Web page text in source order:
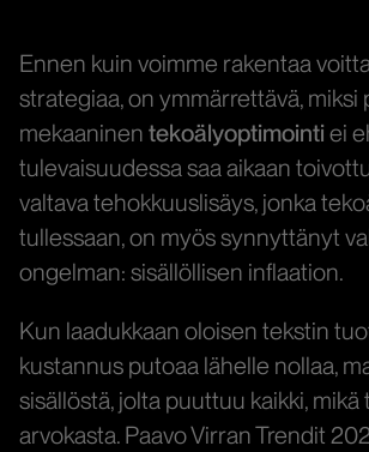
Ennen kuin voimme rakentaa
strategiaa, on ymmärrettävä, miksi
mekaaninen tekoälyoptimointiei
tulevaisuudessa saa aikaan
valtava tehokkuuslisäys, jonka
tullessaan, on myös synnyttänyt
ongelman: sisällöllisen inflaation.
Kun laadukkaan oloisen tekstin
kustannus putoaa lähelle nollaa,
sisällöstä, jolta puuttuu kaikki, mikä
arvokasta. Paavo Virran Trendit